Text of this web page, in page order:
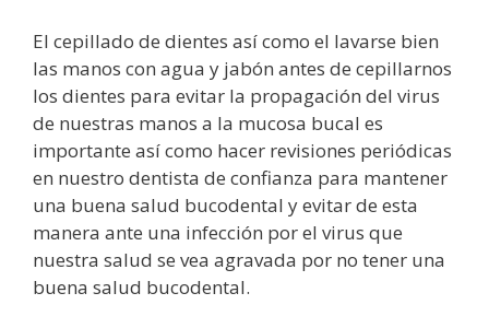
El cepillado de dientes así como el lavarse bien
las manos con agua y jabón antes de cepillarnos
los dientes para evitar la propagación del virus
de nuestras manos a la mucosa bucal es
importante así como hacer revisiones periódicas
en nuestro dentista de confianza para mantener
una buena salud bucodental y evitar de esta
manera ante una infección por el virus que
nuestra salud se vea agravada por no tener una
buena salud bucodental.